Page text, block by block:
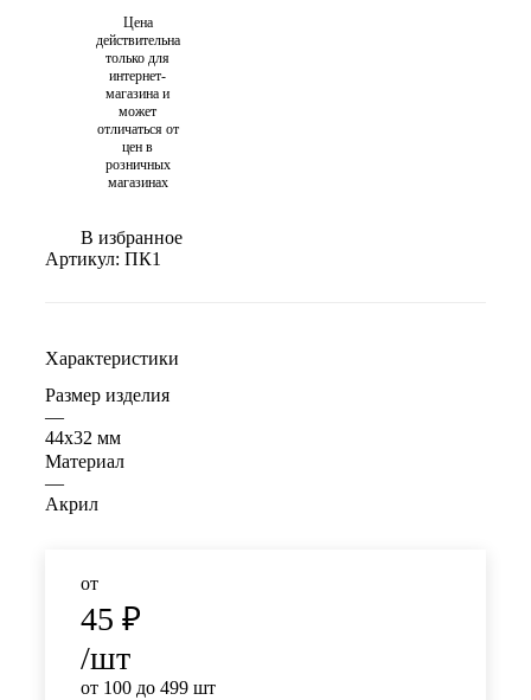
Цена
действительна
только для
интернет-
магазина и
может
отличаться от
цен в
розничных
магазинах
В избранное
Артикул: ПК1
Характеристики
Размер изделия
—
44х32 мм
Материал
—
Акрил
от
45 ₽
/шт
от 100 до 499 шт